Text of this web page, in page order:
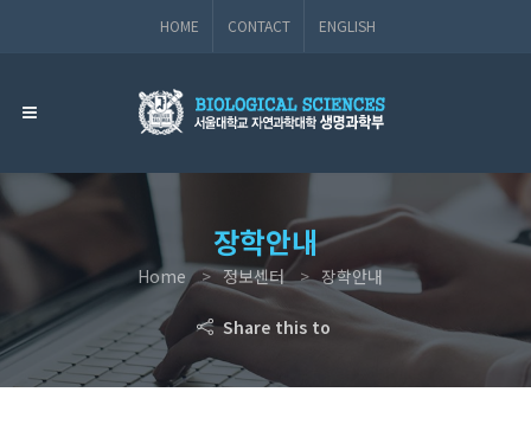
HOME CONTACT ENGLISH
장학안내
Home 정보센터 장학안내
Share this to